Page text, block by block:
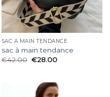
SAC À MAIN TENDANCE
sac à main tendance
€42.00 €28.00